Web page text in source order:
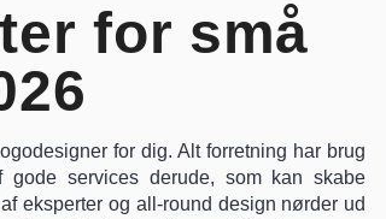
for små
for dig. Alt forretning har brug
services derude, som kan skabe
eksperter og all-round design nørder ud